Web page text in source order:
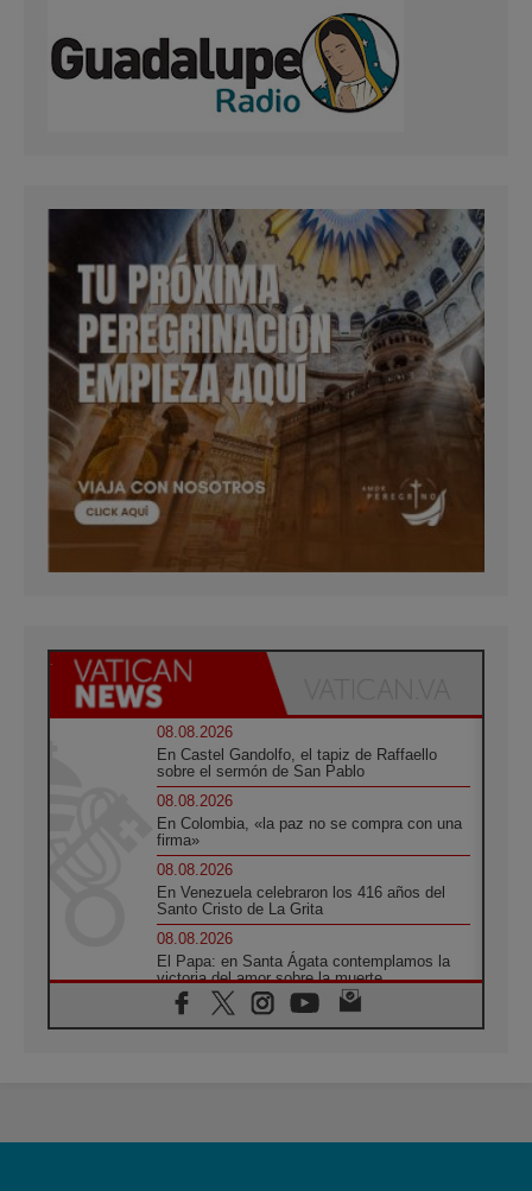
08.08.2026
En Castel Gandolfo, el tapiz de Raffaello
sobre el sermón de San Pablo
08.08.2026
En Colombia, «la paz no se compra con una
firma»
08.08.2026
En Venezuela celebraron los 416 años del
Santo Cristo de La Grita
08.08.2026
El Papa: en Santa Ágata contemplamos la
victoria del amor sobre la muerte
08.08.2026
León XIV visitará el Santuario de la Madre
07.08.2026